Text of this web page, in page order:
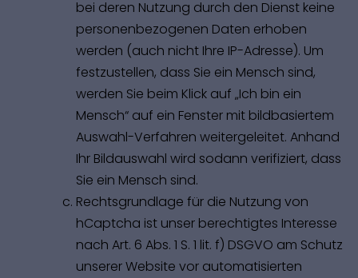
bei deren Nutzung durch den Dienst keine
personenbezogenen Daten erhoben
werden (auch nicht Ihre IP-Adresse). Um
festzustellen, dass Sie ein Mensch sind,
werden Sie beim Klick auf „Ich bin ein
Mensch“ auf ein Fenster mit bildbasiertem
Auswahl-Verfahren weitergeleitet. Anhand
Ihr Bildauswahl wird sodann verifiziert, dass
Sie ein Mensch sind.
Rechtsgrundlage für die Nutzung von
hCaptcha ist unser berechtigtes Interesse
nach Art. 6 Abs. 1 S. 1 lit. f) DSGVO am Schutz
unserer Website vor automatisierten